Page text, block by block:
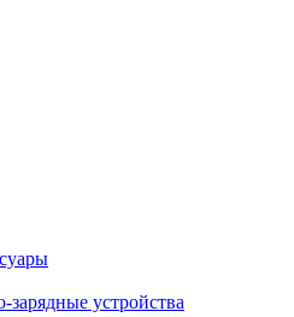
зарядные устройства